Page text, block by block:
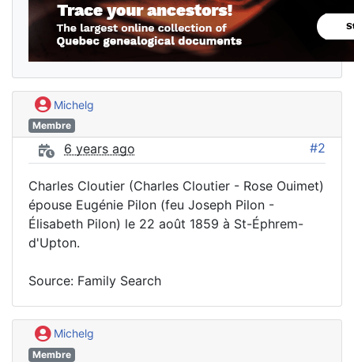
Michelg
Membre
6 years ago #2
Charles Cloutier (Charles Cloutier - Rose Ouimet)
épouse Eugénie Pilon (feu Joseph Pilon -
Élisabeth Pilon) le 22 août 1859 à St-Éphrem-
d'Upton.
Source: Family Search
Michelg
Membre